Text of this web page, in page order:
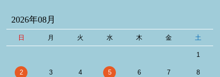
2026年08月
日 月 火 水 木 金 土
1
2 3 4 5 6 7 8